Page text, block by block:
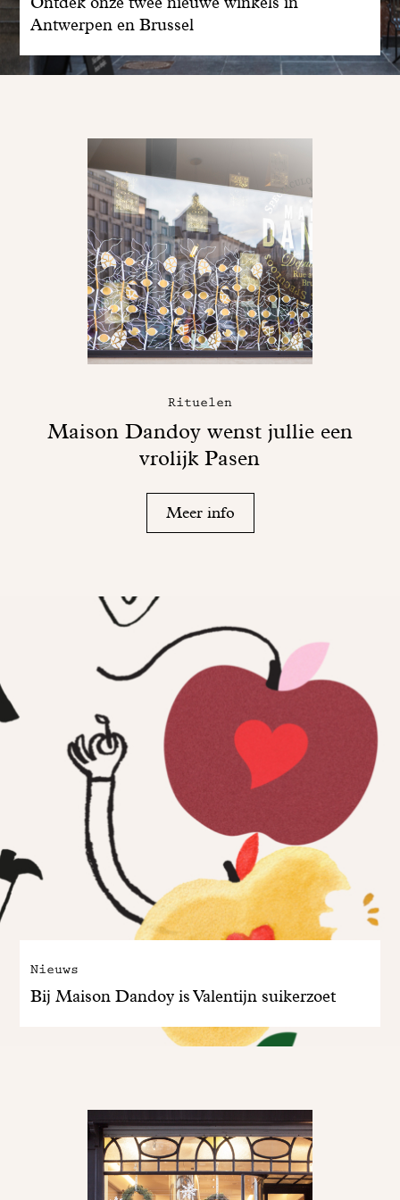
Antwerpen en Brussel
Rituelen
Maison Dandoy wenst jullie een
vrolijk Pasen
Meer info
Nieuws
Bij Maison Dandoy is Valentijn suikerzoet